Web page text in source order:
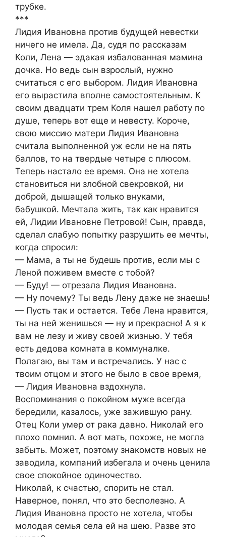
трубке.
***
Лидия Ивановна против будущей невестки
ничего не имела. Да, судя по рассказам
Коли, Лена — эдакая избалованная мамина
дочка. Но ведь сын взрослый, нужно
считаться с его выбором. Лидия Ивановна
его вырастила вполне самостоятельным. К
своим двадцати трем Коля нашел работу по
душе, теперь вот еще и невесту. Короче,
свою миссию матери Лидия Ивановна
считала выполненной уж если не на пять
баллов, то на твердые четыре с плюсом.
Теперь настало ее время. Она не хотела
становиться ни злобной свекровкой, ни
доброй, дышащей только внуками,
бабушкой. Мечтала жить, так как нравится
ей, Лидии Ивановне Петровой! Сын, правда,
сделал слабую попытку разрушить ее мечты,
когда спросил:
— Мама, а ты не будешь против, если мы с
Леной поживем вместе с тобой?
— Буду! — отрезала Лидия Ивановна.
— Ну почему? Ты ведь Лену даже не знаешь!
— Пусть так и остается. Тебе Лена нравится,
ты на ней женишься — ну и прекрасно! А я к
вам не лезу и живу своей жизнью. У тебя
есть дедова комната в коммуналке.
Полагаю, вы там и встречались. У нас с
твоим отцом и этого не было в свое время,
— Лидия Ивановна вздохнула.
Воспоминания о покойном муже всегда
бередили, казалось, уже зажившую рану.
Отец Коли умер от рака давно. Николай его
плохо помнил. А вот мать, похоже, не могла
забыть. Может, поэтому знакомств новых не
заводила, компаний избегала и очень ценила
свое спокойное одиночество.
Николай, к счастью, спорить не стал.
Наверное, понял, что это бесполезно. А
Лидия Ивановна просто не хотела, чтобы
молодая семья села ей на шею. Разве это